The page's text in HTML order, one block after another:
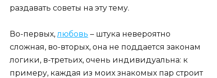
раздавать советы на эту тему.
Во-первых,любовь – штука невероятно
сложная, во-вторых, она не поддается законам
логики, в-третьих, очень индивидуальна: к
примеру, каждая из моих знакомых пар строит